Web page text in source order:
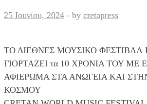
25 Ιουνίου, 2024 - by cretapress
ΤΟ ΔΙΕΘΝΕΣ ΜΟΥΣΙΚΟ ΦΕΣΤΙΒΑΛ
ΓΙΟΡΤΑΖΕΙ τα 10 ΧΡΟΝΙΑ ΤΟΥ ΜΕ
ΑΦΙΕΡΩΜΑ ΣΤΑ ΑΝΩΓΕΙΑ ΚΑΙ
ΚΟΣΜΟΥ